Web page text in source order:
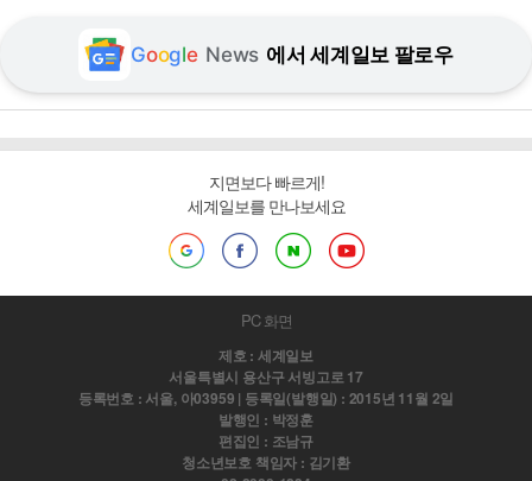
Google News 에서 세계일보 팔로우
지면보다 빠르게!
세계일보를 만나보세요
PC 화면
제호 : 세계일보
서울특별시 용산구 서빙고로 17
등록번호 : 서울, 아03959 | 등록일(발행일) : 2015년 11월 2일
발행인 : 박정훈
편집인 : 조남규
청소년보호 책임자 : 김기환